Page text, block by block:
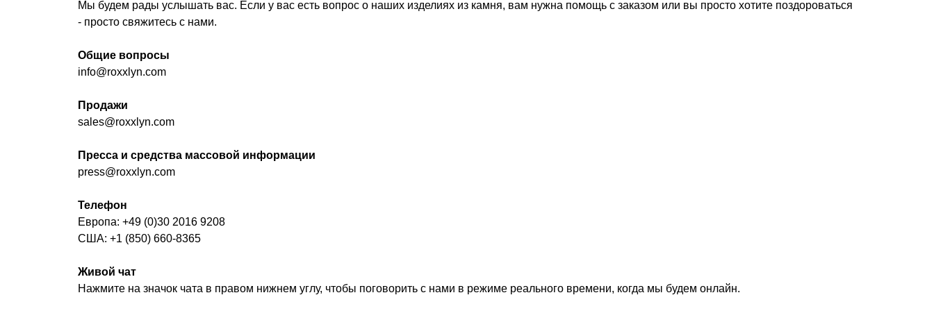
Мы будем рады услышать вас. Если у вас есть вопрос о наших изделиях из камня, вам нужна помощь с заказом или вы просто хотите поздороваться
- просто свяжитесь с нами.
Общие вопросы
info@roxxlyn.com
Продажи
sales@roxxlyn.com
Пресса и средства массовой информации
press@roxxlyn.com
Телефон
Европа: +49 (0)30 2016 9208
США: +1 (850) 660-8365
Живой чат
Нажмите на значок чата в правом нижнем углу, чтобы поговорить с нами в режиме реального времени, когда мы будем онлайн.